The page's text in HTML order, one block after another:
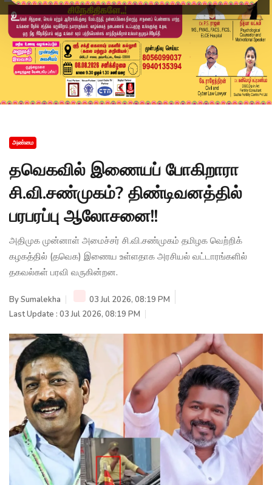
அண்மை
தவெகவில் இணையப் போகிறாரா
சி.வி.சண்முகம்? திண்டிவனத்தில்
பரபரப்பு ஆலோசனை!!
அதிமுக முன்னாள் அமைச்சர் சி.வி.சண்முகம் தமிழக வெற்றிக்
கழகத்தில் (தவெக) இணைய உள்ளதாக அரசியல் வட்டாரங்களில்
தகவல்கள் பரவி வருகின்றன.
BySumalekha
03 Jul 2026, 08:19 PM
Last Update : 03 Jul 2026, 08:19 PM